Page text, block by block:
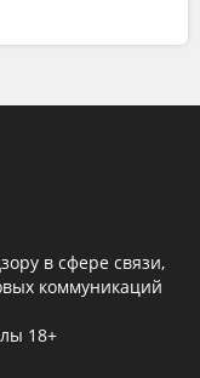
в сфере связи,
коммуникаций
18+